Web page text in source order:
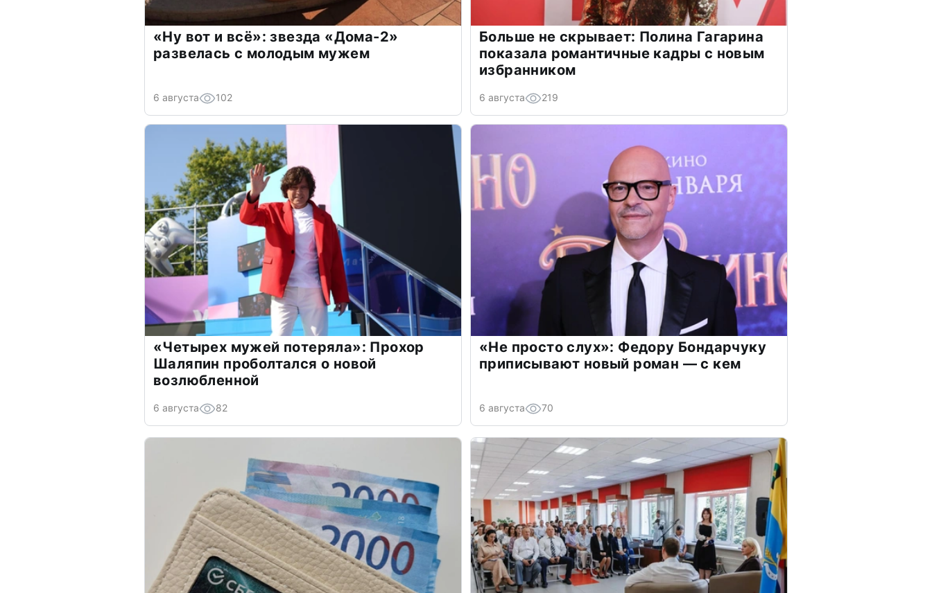
«Ну вот и всё»: звезда «Дома-2»
развелась с молодым мужем
6 августа 102
Больше не скрывает: Полина Гагарина
показала романтичные кадры с новым
избранником
6 августа 219
«Четырех мужей потеряла»: Прохор
Шаляпин проболтался о новой
возлюбленной
6 августа 82
«Не просто слух»: Федору Бондарчуку
приписывают новый роман — с кем
6 августа 70